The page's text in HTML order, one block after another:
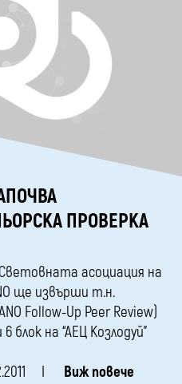
ПРОВЕРКА
Световната асоциация на
ще извърши т.н.
Follow-Up Peer Review)
на “АЕЦ Козлодуй”
Виж повече